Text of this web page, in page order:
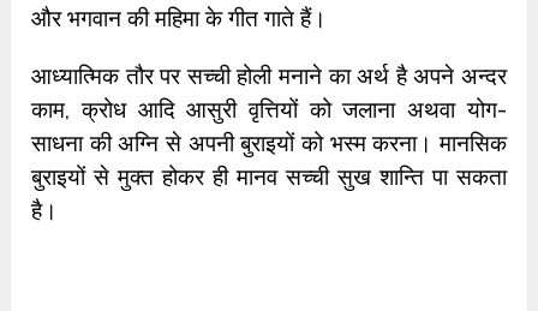
और भगवान की महिमा के गीत गाते हैं।
आध्यात्मिक तौर पर सच्ची होली मनाने का अर्थ है अपने अन्दर
काम, क्रोध आदि आसुरी वृत्तियों को जलाना अथवा योग-
साधना की अग्नि से अपनी बुराइयों को भस्म करना। मानसिक
बुराइयों से मुक्त होकर ही मानव सच्ची सुख शान्ति पा सकता
है।